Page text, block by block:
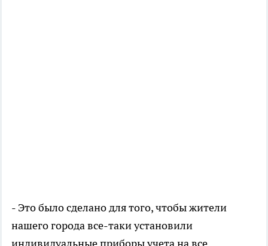
- Это было сделано для того, чтобы жители
нашего города все-таки установили